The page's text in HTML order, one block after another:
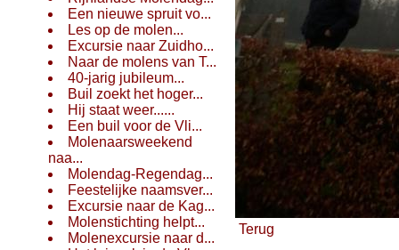
Een nieuwe spruit vo...
Les op de molen...
Excursie naar Zuidho...
Naar de molens van T...
40-jarig jubileum...
Buil zoekt het hoger...
Hij staat weer......
Een buil voor de Vli...
Molenaarsweekend
naa...
Molendag-Regendag...
Feestelijke naamsver...
Excursie naar de Kag...
Molenstichting helpt...
Molenexcursie naar d...
Terug